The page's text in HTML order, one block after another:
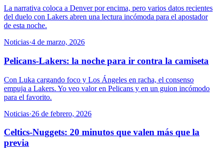
La narrativa coloca a Denver por encima, pero varios datos recientes
del duelo con Lakers abren una lectura incómoda para el apostador
de esta noche.
Noticias·4 de marzo, 2026
Pelicans-Lakers: la noche para ir contra la camiseta
Con Luka cargando foco y Los Ángeles en racha, el consenso
empuja a Lakers. Yo veo valor en Pelicans y en un guion incómodo
para el favorito.
Noticias·26 de febrero, 2026
Celtics-Nuggets: 20 minutos que valen más que la
previa